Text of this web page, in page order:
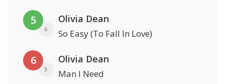
5
6
Olivia Dean
So Easy (To Fall In Love)
6
3
Olivia Dean
Man I Need